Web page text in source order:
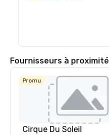
concerts de renom.
Fournisseurs à proximité
Promu
Cirque Du Soleil